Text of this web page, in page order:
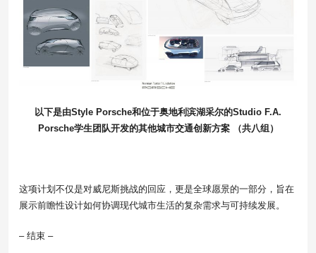
以下是由Style Porsche和位于奥地利滨湖采尔的Studio F.A.
Porsche学生团队开发的其他城市交通创新方案（共八组）
这项计划不仅是对威尼斯挑战的回应，更是全球愿景的一部分，旨在
展示前瞻性设计如何协调现代城市生活的复杂需求与可持续发展。
– 结束 –